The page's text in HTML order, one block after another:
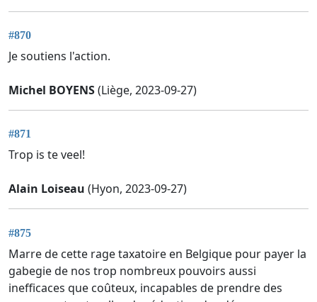
#870
Je soutiens l'action.
Michel BOYENS(Liège, 2023-09-27)
#871
Trop is te veel!
Alain Loiseau (Hyon, 2023-09-27)
#875
Marre de cette rage taxatoire en Belgique pour payer la
gabegie de nos trop nombreux pouvoirs aussi
inefficaces que coûteux, incapables de prendre des